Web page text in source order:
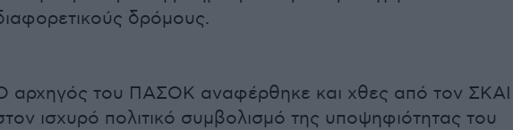
δρόμους.
αρχηγός του ΠΑΣΟΚ αναφέρθηκε και χθες από τον ΣΚΑΙ
ισχυρό πολιτικό συμβολισμό της υποψηφιότητας του